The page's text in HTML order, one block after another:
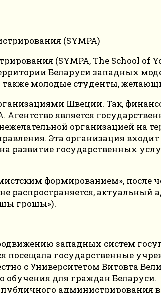
(SYMPA, The School of
Беларуси западных
также молодые студенты,
Швеции. Так,
Агентство является
организацией на
Эта организация
государственных
формированием», после
актуальный
грошы»).
западных систем
посещала государственные
с Университетом Витовта
обучения для граждан Беларуси.
администрирования